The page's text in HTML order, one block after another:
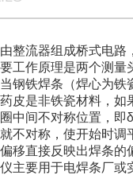
整流器组成桥式电路
工作原理是两个测量
钢铁焊条（焊心为铁
皮是非铁瓷材料，如
中间不对称位置，即
不对称，使开始时调
移直接反映出焊条的
主要用于电焊条厂或